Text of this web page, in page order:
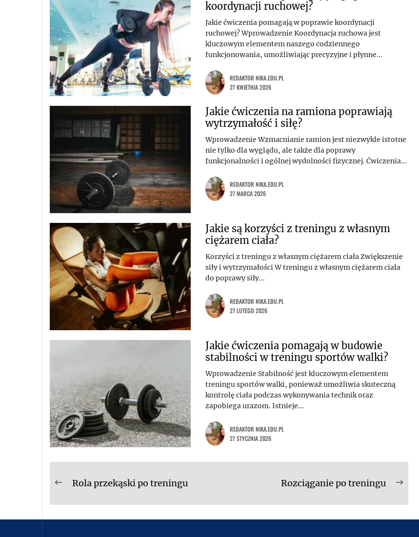
koordynacji ruchowej?
Jakie ćwiczenia pomagają w poprawie koordynacji
ruchowej? Wprowadzenie Koordynacja ruchowa jest
kluczowym elementem naszego codziennego
funkcjonowania, umożliwiając precyzyjne i płynne...
REDAKTOR NIKA.EDU.PL
27 KWIETNIA 2026
Jakie ćwiczenia na ramiona poprawiają
wytrzymałość i siłę?
Wprowadzenie Wzmacnianie ramion jest niezwykle istotne
nie tylko dla wyglądu, ale także dla poprawy
funkcjonalności i ogólnej wydolności fizycznej. Ćwiczenia...
REDAKTOR NIKA.EDU.PL
27 MARCA 2026
Jakie są korzyści z treningu z własnym
ciężarem ciała?
Korzyści z treningu z własnym ciężarem ciała Zwiększenie
siły i wytrzymałości W treningu z własnym ciężarem ciała
do poprawy siły...
REDAKTOR NIKA.EDU.PL
27 LUTEGO 2026
Jakie ćwiczenia pomagają w budowie
stabilności w treningu sportów walki?
Wprowadzenie Stabilność jest kluczowym elementem
treningu sportów walki, ponieważ umożliwia skuteczną
kontrolę ciała podczas wykonywania technik oraz
zapobiega urazom. Istnieje...
REDAKTOR NIKA.EDU.PL
27 STYCZNIA 2026
Nawigacja
Previous
post:
Rola przekąski po treningu
post:
Rozciąganie po treningu